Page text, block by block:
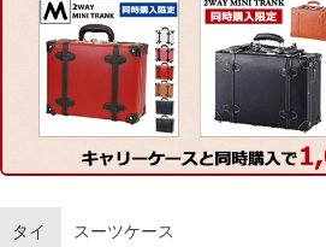
タイ
スーツケース